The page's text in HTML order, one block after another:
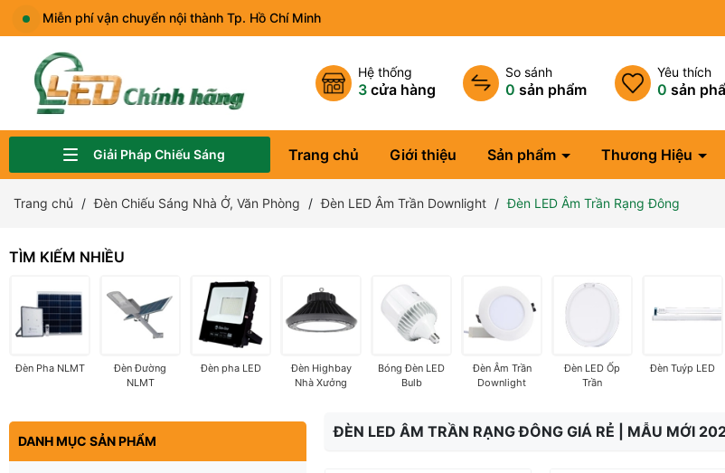
Miễn phí vận chuyển nội thành Tp. Hồ Chí Minh
Hệ thống
3 cửa hàng
So sánh
0 sản phẩm
Yêu thích
0 sản
Giải Pháp Chiếu Sáng Trang chủ Giới thiệu Sản phẩm Thương Hiệu
Trang chủ Đèn Chiếu Sáng Nhà Ở, Văn Phòng Đèn LED Âm Trần Downlight Đèn LED Âm Trần Rạng Đông
TÌM KIẾM NHIỀU
Đèn Pha NLMT
Đèn Đường
NLMT
Đèn pha LED
Đèn Highbay
Nhà Xưởng
Bóng Đèn LED
Bulb
Đèn Âm Trần
Downlight
Đèn LED Ốp
Trần
Đèn Tuýp LED
DANH MỤC SẢN PHẨM
ĐÈN LED ÂM TRẦN RẠNG ĐÔNG GIÁ RẺ | MẪU MỚI